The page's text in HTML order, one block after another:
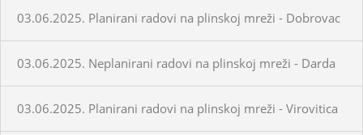
03.06.2025. Planirani radovi na plinskoj mreži - Dobrovac
03.06.2025. Neplanirani radovi na plinskoj mreži - Darda
03.06.2025. Planirani radovi na plinskoj mreži - Virovitica